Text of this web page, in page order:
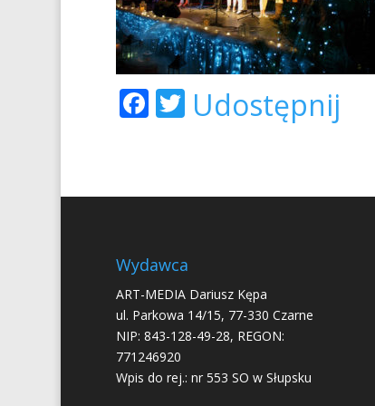
F
b
o
k
T
er
Udostępnij
Wydawca
ART-MEDIA Dariusz Kępa
ul. Parkowa 14/15, 77-330 Czarne
NIP: 843-128-49-28, REGON:
771246920
Wpis do rej.: nr 553 SO w Słupsku